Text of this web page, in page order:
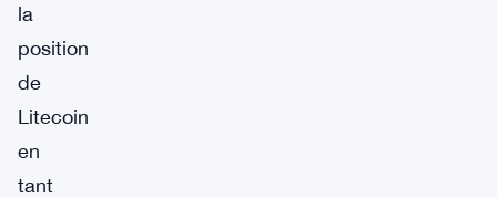
la
position
de
Litecoin
en
tant